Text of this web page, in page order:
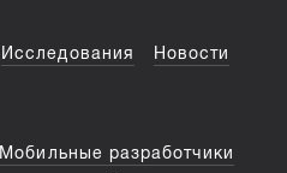
Исследования Новости
Мобильные разработчики